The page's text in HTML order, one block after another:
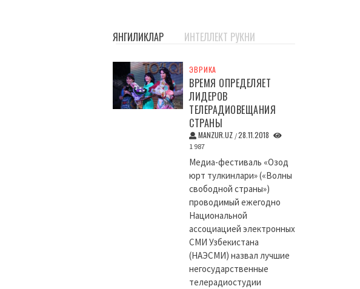
ЯНГИЛИКЛАР ИНТЕЛЛЕКТ РУКНИ
ЭВРИКА
ВРЕМЯ ОПРЕДЕЛЯЕТ
ЛИДЕРОВ
ТЕЛЕРАДИОВЕЩАНИЯ
СТРАНЫ
MANZUR.UZ /28.11.2018
1 987
Медиа-фестиваль «Озод
юрт тулкинлари» («Волны
свободной страны»)
проводимый ежегодно
Национальной
ассоциацией электронных
СМИ Узбекистана
(НАЭСМИ) назвал лучшие
негосударственные
телерадиостудии